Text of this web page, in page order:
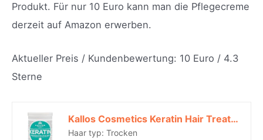
Produkt. Für nur 10 Euro kann man die Pflegecreme
derzeit auf Amazon erwerben.
Aktueller Preis / Kundenbewertung: 10 Euro / 4.3
Sterne
Kallos Cosmetics Keratin Hair Treatment For Dryness 1L*
Haar typ: Trocken